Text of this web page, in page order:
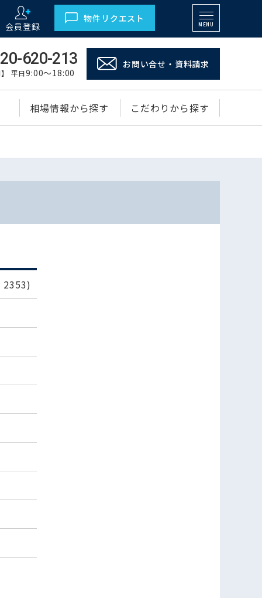
会員登録
物件リクエスト
MENU
620-213
】 平日9:00～18:00
お問い合せ・資料請求
相場情報から探す こだわりから探す
2353)